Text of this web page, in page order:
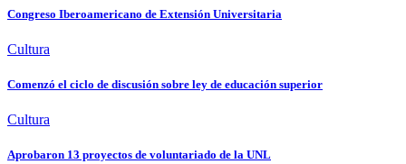
Congreso Iberoamericano de Extensión Universitaria
Cultura
Comenzó el ciclo de discusión sobre ley de educación superior
Cultura
Aprobaron 13 proyectos de voluntariado de la UNL